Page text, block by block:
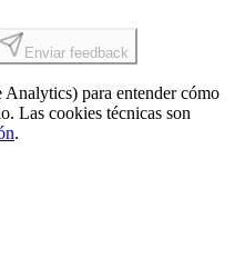
Enviar feedback
para entender cómo
Las cookies técnicas son
.